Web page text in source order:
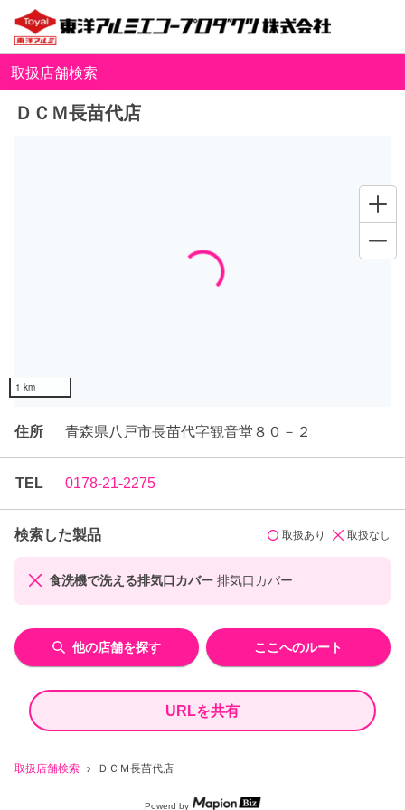
取扱店舗検索 ＤＣＭ長苗代店
取扱店舗検索
ＤＣＭ長苗代店
住所 青森県八戸市長苗代字観音堂８０－２
TEL 0178-21-2275
検索した製品 取扱あり 取扱なし
食洗機で洗える排気口カバー 排気口カバー
他の店舗を探す ここへのルート
URLを共有
Loading...
1 km
Powerd by